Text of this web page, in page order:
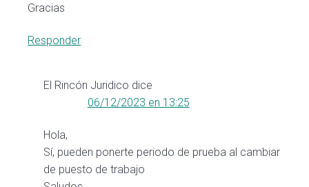
Gracias
Responder
El Rincón Juridico dice
06/12/2023 en 13:25
Hola,
Sí, pueden ponerte periodo de prueba al cambiar
de puesto de trabajo